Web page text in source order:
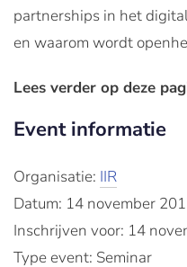
partnerships in het
en waarom wordt
Lees verder op deze
Event informatie
Organisatie: IIR
Datum: 14 november
Inschrijven voor: 14
Type event: Seminar